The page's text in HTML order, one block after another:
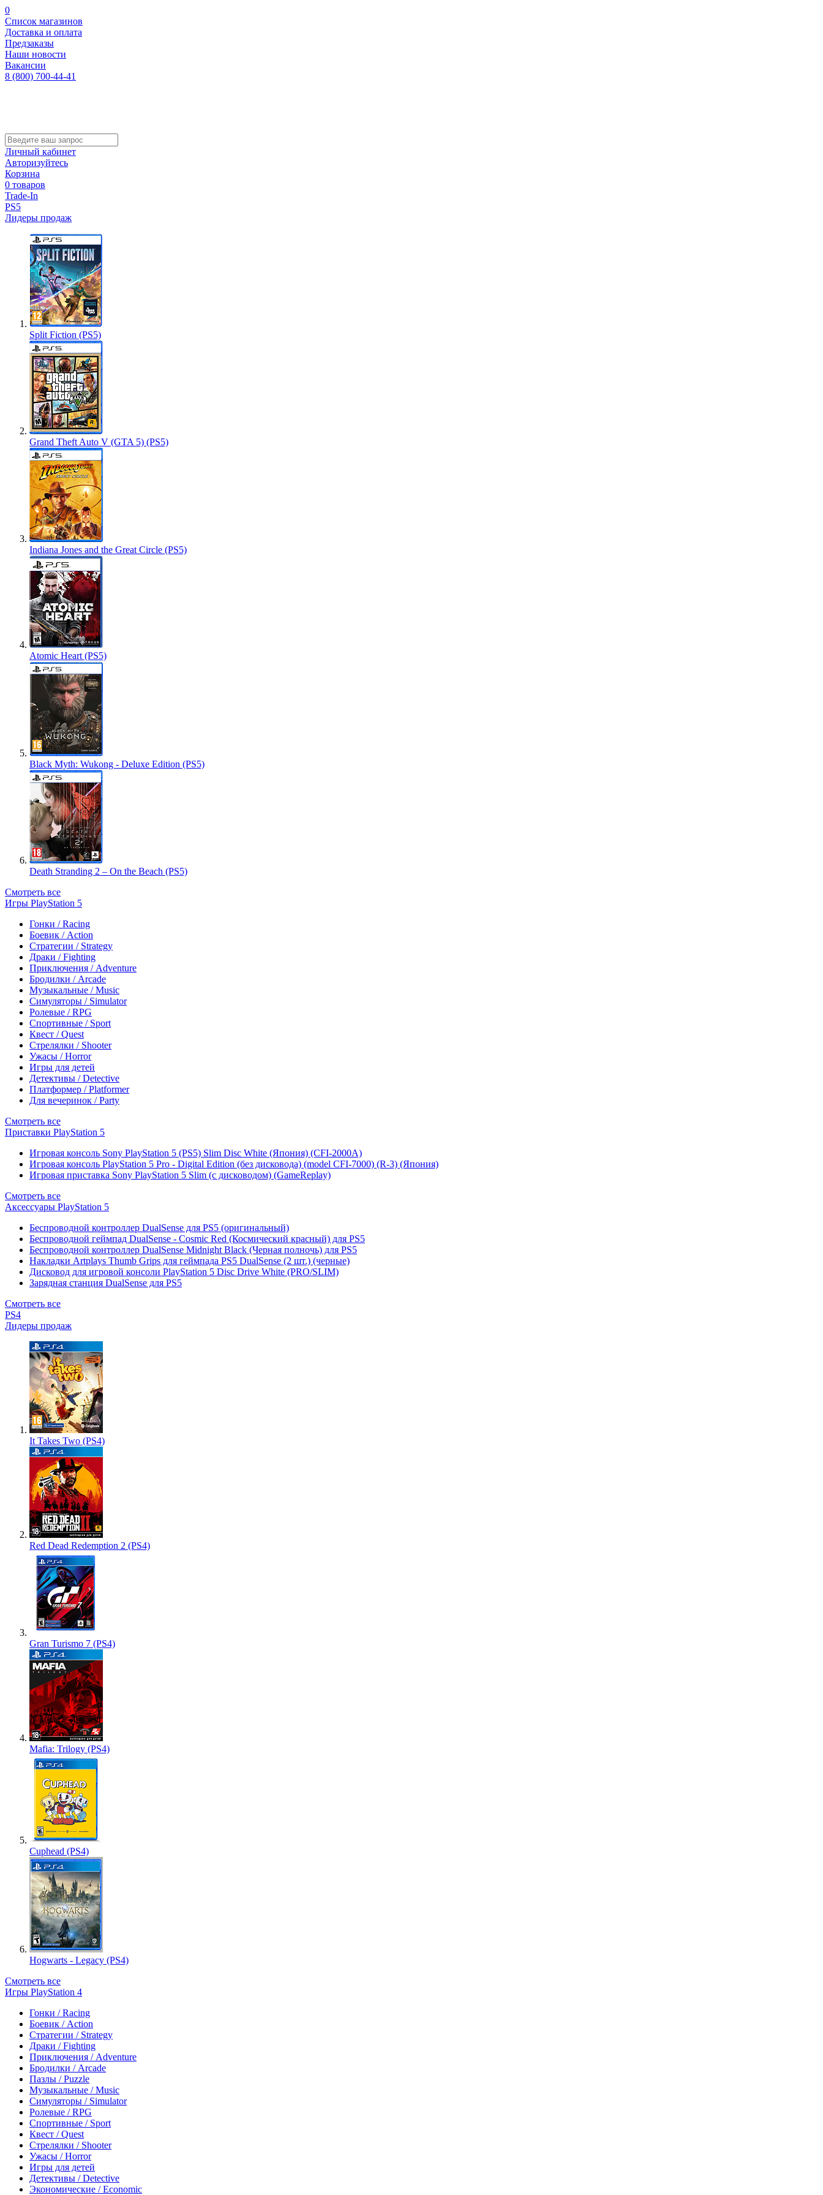
0
Список магазинов
Доставка и оплата
Предзаказы
Наши новости
Вакансии
8 (800) 700-44-41
Личный кабинет
Авторизуйтесь
Корзина
0 товаров
Trade-In
PS5
Лидеры продаж
Split Fiction (PS5)
Grand Theft Auto V (GTA 5) (PS5)
Indiana Jones and the Great Circle (PS5)
Atomic Heart (PS5)
Black Myth: Wukong - Deluxe Edition (PS5)
Death Stranding 2 – On the Beach (PS5)
Смотреть все
Игры PlayStation 5
Гонки / Racing
Боевик / Action
Стратегии / Strategy
Драки / Fighting
Приключения / Adventure
Бродилки / Arcade
Музыкальные / Music
Симуляторы / Simulator
Ролевые / RPG
Спортивные / Sport
Квест / Quest
Стрелялки / Shooter
Ужасы / Horror
Игры для детей
Детективы / Detective
Платформер / Platformer
Для вечеринок / Party
Смотреть все
Приставки PlayStation 5
Игровая консоль Sony PlayStation 5 (PS5) Slim Disc White (Япония) (CFI-2000A)
Игровая консоль PlayStation 5 Pro - Digital Edition (без дисковода) (model CFI-7000) (R-3) (Япония)
Игровая приставка Sony PlayStation 5 Slim (с дисководом) (GameReplay)
Смотреть все
Аксессуары PlayStation 5
Беспроводной контроллер DualSense для PS5 (оригинальный)
Беспроводной геймпад DualSense - Cosmic Red (Космический красный) для PS5
Беспроводной контроллер DualSense Midnight Black (Черная полночь) для PS5
Накладки Artplays Thumb Grips для геймпада PS5 DualSense (2 шт.) (черные)
Дисковод для игровой консоли PlayStation 5 Disc Drive White (PRO/SLIM)
Зарядная станция DualSense для PS5
Смотреть все
PS4
Лидеры продаж
It Takes Two (PS4)
Red Dead Redemption 2 (PS4)
Gran Turismo 7 (PS4)
Mafia: Trilogy (PS4)
Cuphead (PS4)
Hogwarts - Legacy (PS4)
Смотреть все
Игры PlayStation 4
Гонки / Racing
Боевик / Action
Стратегии / Strategy
Драки / Fighting
Приключения / Adventure
Бродилки / Arcade
Пазлы / Puzzle
Музыкальные / Music
Симуляторы / Simulator
Ролевые / RPG
Спортивные / Sport
Квест / Quest
Стрелялки / Shooter
Ужасы / Horror
Игры для детей
Детективы / Detective
Экономические / Economic